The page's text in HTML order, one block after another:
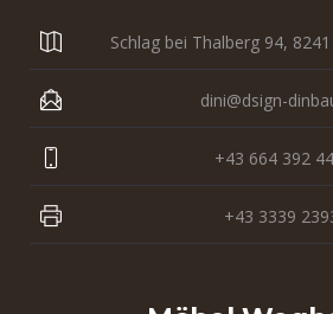
Schlag bei Thalberg 94,
dini@dsign-
+43 664 392
+43 3339